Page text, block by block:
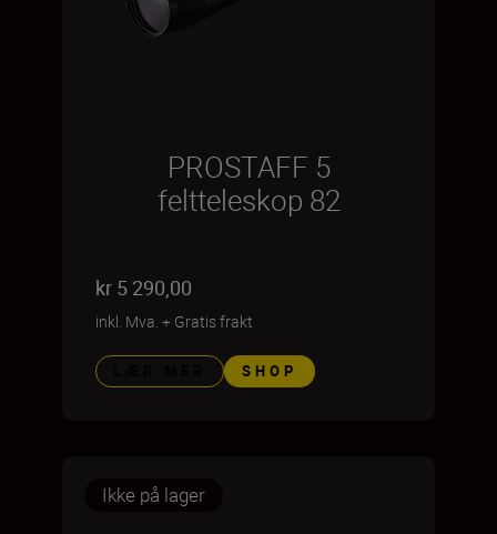
PROSTAFF 5
feltteleskop 82
kr 5 290,00
inkl. Mva. + Gratis frakt
SHOP
Ikke på lager